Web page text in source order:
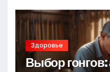
Здоровье
Выбор гонгов: